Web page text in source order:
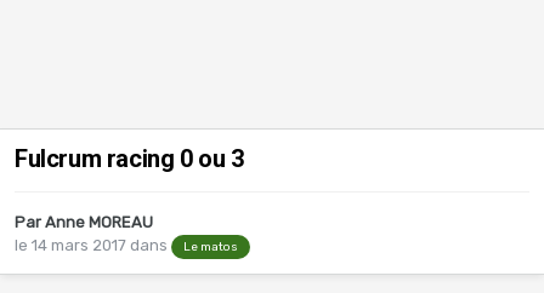
Fulcrum racing 0 ou 3
Par Anne MOREAU
le 14 mars 2017 dans Le matos